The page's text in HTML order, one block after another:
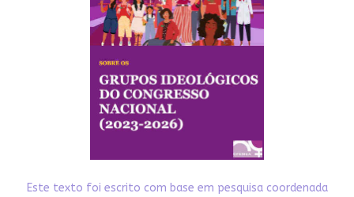
Este texto foi escrito com base em pesquisa coordenada